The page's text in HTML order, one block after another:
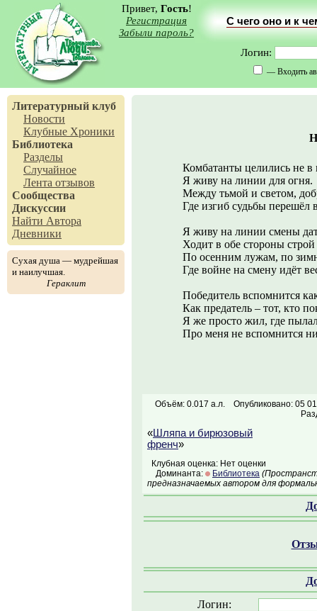
Привет, Гость!
Регистрация
Забыли пароль?
С чего оно и к
Логин:
— Входить
Литературный клуб
Новости
Клубные Хроники
Библиотека
Разделы
Случайное
Лента отзывов
Сообщества
Дискуссии
Найти Автора
Дневники
Сухая душа — мудрейшая
и наилучшая.
Гераклит
Комбатанты целились не в
Я живу на линии для огня.
Между тьмой и светом,
Где изгиб судьбы перешёл
Я живу на линии смены
Ходит в обе стороны строй
По осенним лужам, по
Где войне на смену идёт
Победитель вспомнится
Как предатель – тот, кто
Я же просто жил, где
Про меня не вспомнится
Объём: 0.017 а.л.
Опубликовано: 05
«Шляпа и бирюзовый
френч»
Клубная оценка: Нет оценки
Доминанта:
Библиотека
предназначаемых автором для
Логин: